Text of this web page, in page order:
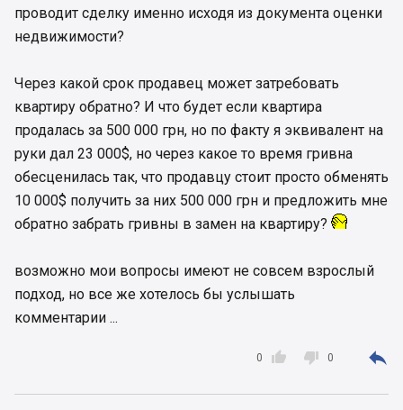
проводит сделку именно исходя из документа оценки
недвижимости?
Через какой срок продавец может затребовать
квартиру обратно? И что будет если квартира
продалась за 500 000 грн, но по факту я эквивалент на
руки дал 23 000$, но через какое то время гривна
обесценилась так, что продавцу стоит просто обменять
10 000$ получить за них 500 000 грн и предложить мне
обратно забрать гривны в замен на квартиру?
возможно мои вопросы имеют не совсем взрослый
подход, но все же хотелось бы услышать
комментарии ...

0  0 